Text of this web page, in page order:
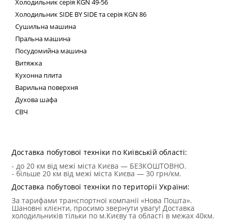
Холодильник серія KGN 49-56
ХолодильникSIDE BYSIDEта серія KGN 86
Сушильна машина
Пральна машина
Посудомийна машина
Витяжка
Кухонна плита
Варильна поверхня
Духова шафа
СВЧ
Доставка побутової техніки по Київській області:
- до 20 км від межі міста Києва — БЕЗКОШТОВНО.
- більше 20 км від межі міста Києва — 30 грн/км.
Доставка побутової техніки по території України:
За тарифами транспортної компанії «Нова Пошта».
Шановні клієнти, просимо звернути увагу! Доставка
холодильників тільки по м.Києву та області в межах 40км.